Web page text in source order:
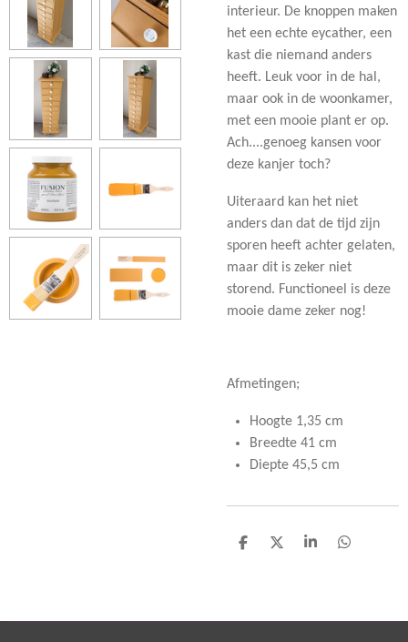
interieur. De knoppen maken
het een echte eycather, een
kast die niemand anders
heeft. Leuk voor in de hal,
maar ook in de woonkamer,
met een mooie plant er op.
Ach....genoeg kansen voor
deze kanjer toch?
Uiteraard kan het niet
anders dan dat de tijd zijn
sporen heeft achter gelaten,
maar dit is zeker niet
storend. Functioneel is deze
mooie dame zeker nog!
Afmetingen;
Hoogte 1,35 cm
Breedte 41 cm
Diepte 45,5 cm
D
D
S
D